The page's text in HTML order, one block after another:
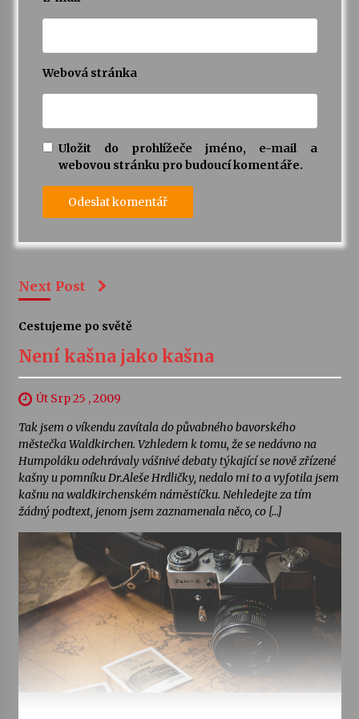
Webová stránka
Uložit do prohlížeče jméno, e-mail a
webovou stránku pro budoucí komentáře.
Next Post
Cestujeme po světě
Není kašna jako kašna
Út Srp 25 , 2009
Tak jsem o víkendu zavítala do půvabného bavorského
městečka Waldkirchen. Vzhledem k tomu, že se nedávno na
Humpoláku odehrávaly vášnivé debaty týkající se nově zřízené
kašny u pomníku Dr.Aleše Hrdličky, nedalo mi to a vyfotila jsem
kašnu na waldkirchenském náměstíčku. Nehledejte za tím
žádný podtext, jenom jsem zaznamenala něco, co […]